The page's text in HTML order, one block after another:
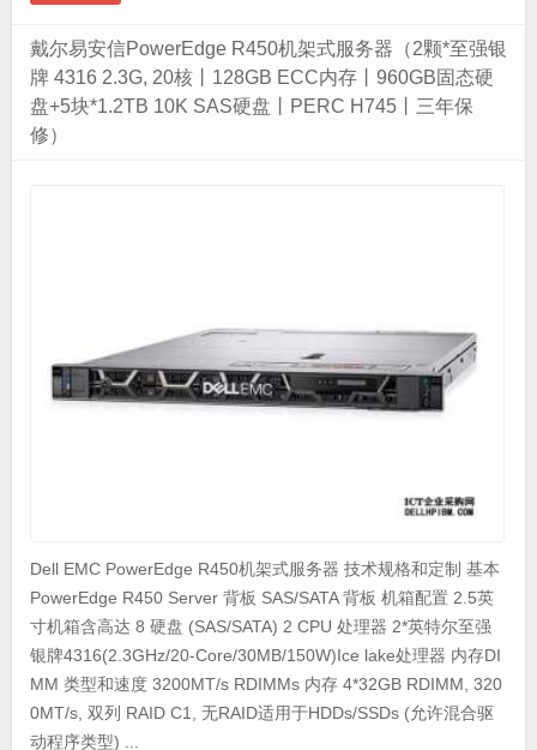
戴尔易安信PowerEdge R450机架式服务器（2颗*至强银
牌 4316 2.3G, 20核丨128GB ECC内存丨960GB固态硬
盘+5块*1.2TB 10K SAS硬盘丨PERC H745丨三年保
修）
Dell EMC PowerEdge R450机架式服务器 技术规格和定制 基本
PowerEdge R450 Server 背板 SAS/SATA 背板 机箱配置 2.5英
寸机箱含高达 8 硬盘 (SAS/SATA) 2 CPU 处理器 2*英特尔至强
银牌4316(2.3GHz/20-Core/30MB/150W)Ice lake处理器 内存DI
MM 类型和速度 3200MT/s RDIMMs 内存 4*32GB RDIMM, 320
0MT/s, 双列 RAID C1, 无RAID适用于HDDs/SSDs (允许混合驱
动程序类型) ...